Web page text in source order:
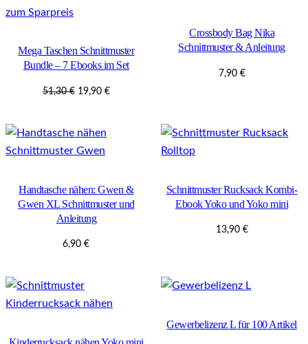
Mega Taschen Schnittmuster
Bundle – 7 Ebooks im Set
51,30€ Ursprünglicher
51,30 €
19,90 €Aktueller
Crossbody Bag Nika
Schnittmuster & Anleitung
7,90 €
Handtasche nähen: Gwen &
Gwen XL Schnittmuster und
Anleitung
6,90€
Schnittmuster Rucksack Kombi-
Ebook Yoko und Yoko mini
13,90 €
Gewerbelizenz L für 100 Artikel